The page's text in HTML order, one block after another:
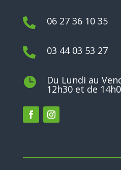
 06 27 36 10 35
 03 44 03 53 27
 Du Lundi au
12h30 et de